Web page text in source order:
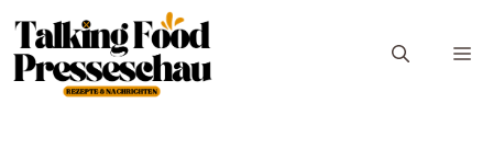
Inhalt
springen